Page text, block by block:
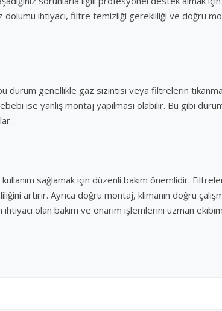
dolumu ihtiyacı, filtre temizliği gerekliliği ve doğru
durum genellikle gaz sızıntısı veya filtrelerin
ise yanlış montaj yapılması olabilir. Bu gibi
sağlamak için düzenli bakım önemlidir.
artırır. Ayrıca doğru montaj, klimanın doğru
olan bakım ve onarım işlemlerini uzman